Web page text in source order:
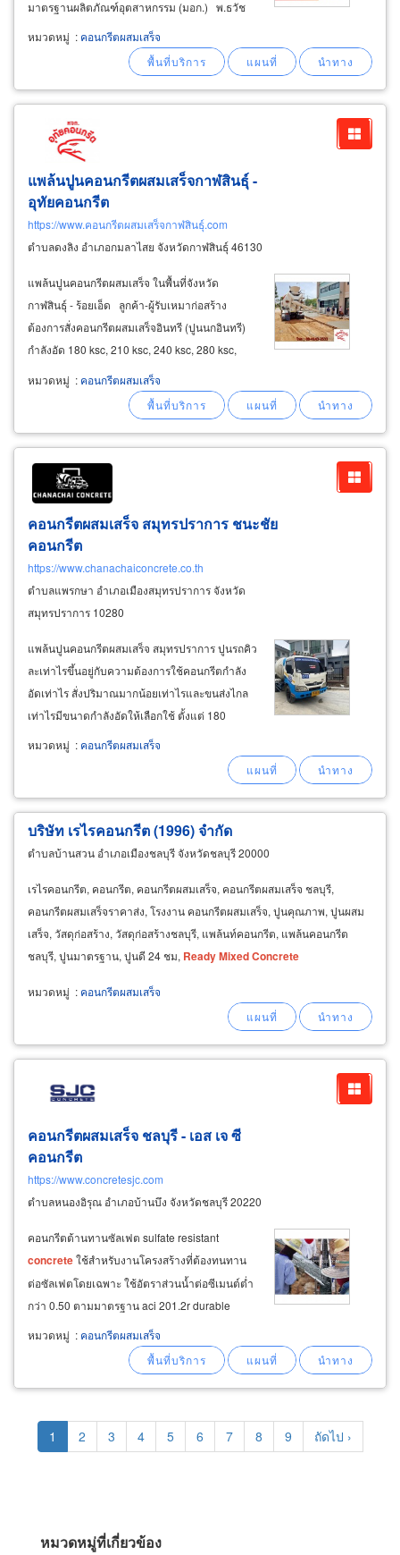
มาตรฐานผลิตภัณฑ์อุตสาหกรรม (มอก.) พ.ธวัช
ชัยคอนกรีต สมุทรสาคร โรงงานมีแพล้นปูนพร้อม
ผสมคอนกรีตผสมเสร็จ บริการจัดส่งรวดเร็ว ผลิต
และจำหน่ายเสาเข็มคอนกรีตอัดแรงรูปตัวไอ
หมวดหมู่ : คอนกรีตผสมเสร็จ
แพล้นปูนคอนกรีตผสมเสร็จกาฬสินธุ์ -
อุทัยคอนกรีต
https://www.คอนกรีตผสมเสร็จกาฬสินธุ์.com
ตำบลดงลิง อำเภอกมลาไสย จังหวัดกาฬสินธุ์ 46130
แพล้นปูนคอนกรีตผสมเสร็จ ในพื้นที่จังหวัด
กาฬสินธุ์ - ร้อยเอ็ด ลูกค้า-ผู้รับเหมาก่อสร้าง
ต้องการสั่งคอนกรีตผสมเสร็จอินทรี (ปูนนกอินทรี)
กำลังอัด 180 ksc, 210 ksc, 240 ksc, 280 ksc,
300 ksc, 320 ksc, 350 ksc, 380 ksc และ 400 ksc
สำหรับงานก่อสร้าง งานหล่อเสาเข็มเจาะ เทฟุตติ้ง
หมวดหมู่ : คอนกรีตผสมเสร็จ
คอนกรีตผสมเสร็จ สมุทรปราการ ชนะชัย
คอนกรีต
https://www.chanachaiconcrete.co.th
ตำบลแพรกษา อำเภอเมืองสมุทรปราการ จังหวัด
สมุทรปราการ 10280
แพล้นปูนคอนกรีตผสมเสร็จ สมุทรปราการ ปูนรถคิว
ละเท่าไรขึ้นอยู่กับความต้องการใช้คอนกรีตกำลัง
อัดเท่าไร สั่งปริมาณมากน้อยเท่าไรและขนส่งไกล
เท่าไรมีขนาดกำลังอัดให้เลือกใช้ ตั้งแต่ 180
ksc.-400 ksc. ค่ายุบตัวถึง 3 ระดับ ให้เลือกใช้ตาม
ลักษณะโครงสร้างและวิธีการเทคอนกรีต ค่ายุบตัว
หมวดหมู่ : คอนกรีตผสมเสร็จ
บริษัท เรไรคอนกรีต (1996) จำกัด
ตำบลบ้านสวน อำเภอเมืองชลบุรี จังหวัดชลบุรี 20000
เรไรคอนกรีต, คอนกรีต, คอนกรีตผสมเสร็จ, คอนกรีตผสมเสร็จ ชลบุรี,
คอนกรีตผสมเสร็จราคาส่ง, โรงงาน คอนกรีตผสมเสร็จ, ปูนคุณภาพ, ปูนผสม
เสร็จ, วัสดุก่อสร้าง, วัสดุก่อสร้างชลบุรี, แพล้นท์คอนกรีต, แพล้นคอนกรีต
ชลบุรี, ปูนมาตรฐาน, ปูนดี 24 ชม, ReadyMixedConcrete
หมวดหมู่ : คอนกรีตผสมเสร็จ
คอนกรีตผสมเสร็จ ชลบุรี - เอส เจ ซี
คอนกรีต
https://www.concretesjc.com
ตำบลหนองอิรุณ อำเภอบ้านบึง จังหวัดชลบุรี 20220
คอนกรีตต้านทานซัลเฟต sulfate resistant
concreteใช้สำหรับงานโครงสร้างที่ต้องทนทาน
ต่อซัลเฟตโดยเฉพาะ ใช้อัตราส่วนน้ำต่อซีเมนต์ต่ำ
กว่า 0.50 ตามมาตรฐาน aci 201.2r durable
concrete
เพื่อให้ได้คอนกรีตที่มีการซึมผ่านของน้ำ
และสารเคมีต่ำ เพื่อป้องกันการเกิดแมกนีเซียมซิลิ
เกตไฮเดรท ซึ่งจะทำให้คอนกรีตแตกร้าวเสียหาย
ได้
หมวดหมู่ : คอนกรีตผสมเสร็จ
Pagination
Current
page
1 Page
2 Page
3 Page
4 Page
5 Page
6 Page
7 Page
8 Page
9
Next
page
ถัดไป ›
หมวดหมู่ที่เกี่ยวข้อง